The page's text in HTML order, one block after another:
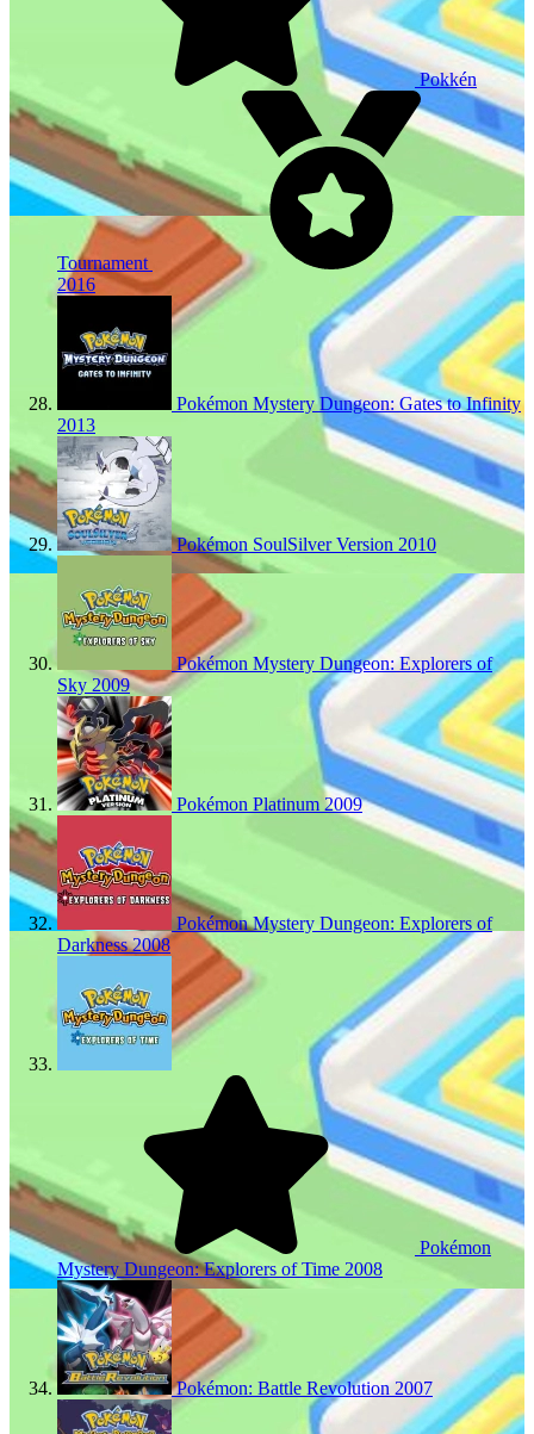
Pokkén
Tournament
2016
Pokémon Mystery Dungeon: Gates to Infinity
2013
Pokémon SoulSilver Version 2010
Pokémon Mystery Dungeon: Explorers of
Sky2009
Pokémon Platinum 2009
Pokémon Mystery Dungeon: Explorers of
Darkness2008
Pokémon
Mystery Dungeon: Explorers of Time 2008
Pokémon: Battle Revolution 2007